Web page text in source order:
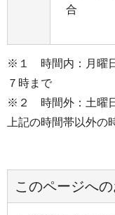
合
※１ 時間内：月曜
７時まで
※２ 時間外：土曜
上記の時間帯以外の
このページへ